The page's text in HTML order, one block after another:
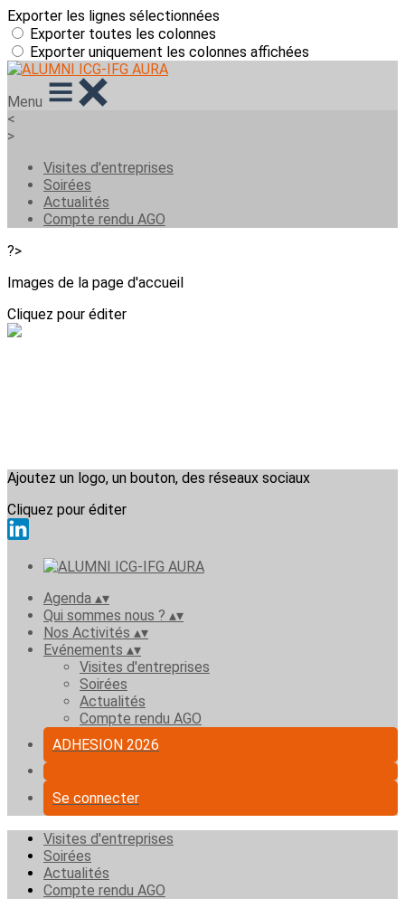
Exporter les lignes sélectionnées
Exporter toutes les colonnes
Exporter uniquement les colonnes affichées
Menu
<
>
Visites d'entreprises
Soirées
Actualités
Compte rendu AGO
?>
Images de la page d'accueil
Cliquez pour éditer
Ajoutez un logo, un bouton, des réseaux sociaux
Cliquez pour éditer
Agenda ▴▾
Qui sommes nous ? ▴▾
Nos Activités ▴▾
Evénements ▴▾
Visites d'entreprises
Soirées
Actualités
Compte rendu AGO
ADHESION 2026
Se connecter
Visites d'entreprises
Soirées
Actualités
Compte rendu AGO